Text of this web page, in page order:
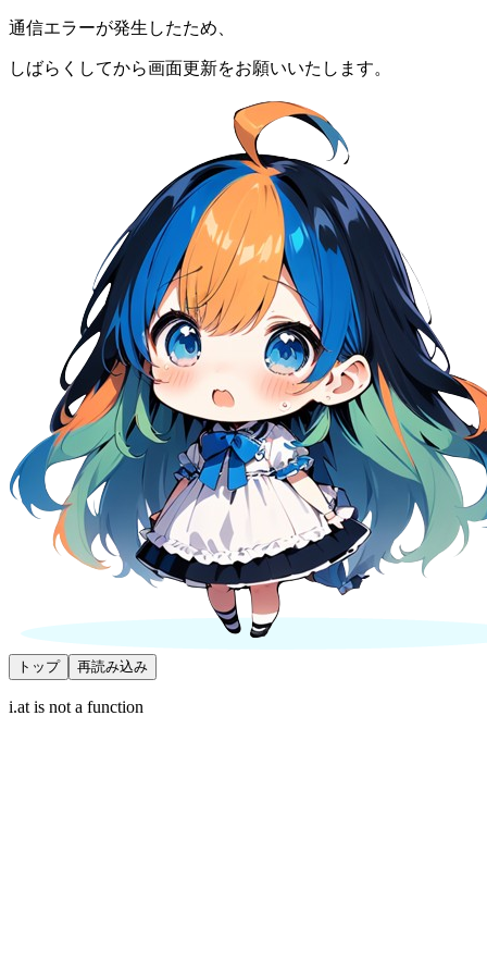
通信エラーが発生したため、
しばらくしてから画面更新をお願いいたします。
トップ 再読み込み
i.at is not a function